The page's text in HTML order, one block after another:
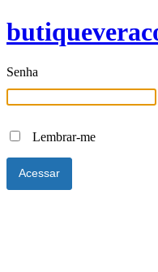
Senha
Lembrar-me